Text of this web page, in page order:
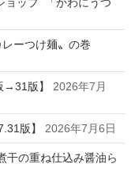
ーつけ麺〟の巻
版】
2026年7月
版】 2026年7月6日
干の重ね仕込み醤油ら